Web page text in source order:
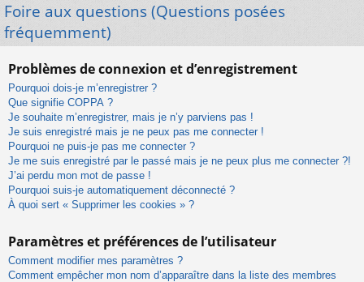
m
s
e
Foire aux questions (Questions posées
fréquemment)
Problèmes de connexion et d’enregistrement
Pourquoi dois-je m’enregistrer ?
Que signifie COPPA ?
Je souhaite m’enregistrer, mais je n’y parviens pas !
Je suis enregistré mais je ne peux pas me connecter !
Pourquoi ne puis-je pas me connecter ?
Je me suis enregistré par le passé mais je ne peux plus me connecter ?!
J’ai perdu mon mot de passe !
Pourquoi suis-je automatiquement déconnecté ?
À quoi sert « Supprimer les cookies » ?
Paramètres et préférences de l’utilisateur
Comment modifier mes paramètres ?
Comment empêcher mon nom d’apparaître dans la liste des membres